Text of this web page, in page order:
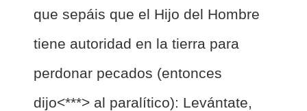
que sepáis que el Hijo del Hombre
tiene autoridad en la tierra para
perdonar pecados (entonces
dijo<***> al paralítico): Levántate,